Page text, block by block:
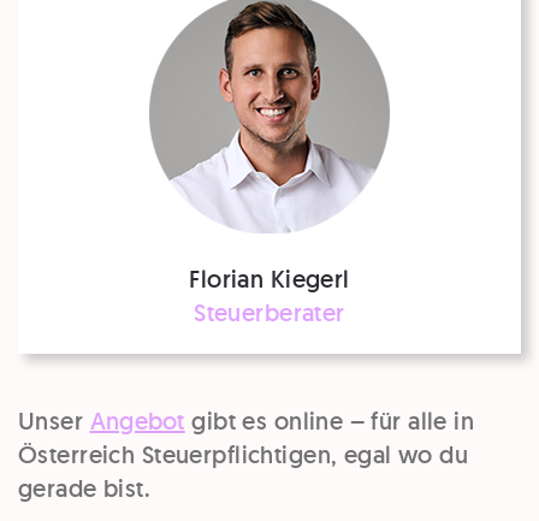
Florian Kiegerl
Steuerberater
Unser Angebot gibt es online – für alle in
Österreich Steuerpflichtigen, egal wo du
gerade bist.